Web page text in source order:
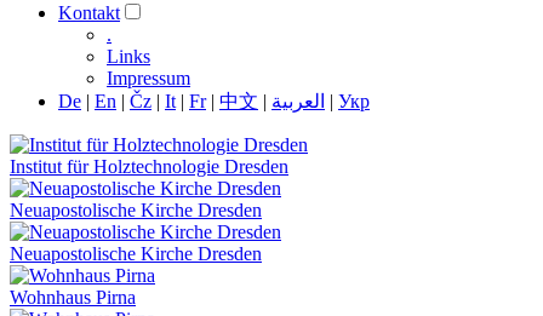
Kontakt
.
Links
Impressum
De | En | Čz | It | Fr| 中文 | العربية | Укр
Institut für Holztechnologie Dresden
Neuapostolische Kirche Dresden
Neuapostolische Kirche Dresden
Wohnhaus Pirna